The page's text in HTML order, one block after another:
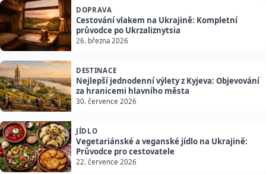
DOPRAVA
Cestování vlakem na Ukrajině: Kompletní
průvodce po Ukrzaliznytsia
26. března 2026
DESTINACE
Nejlepší jednodenní výlety z Kyjeva: Objevování
za hranicemi hlavního města
30. července 2026
JÍDLO
Vegetariánské a veganské jídlo na Ukrajině:
Průvodce pro cestovatele
22. července 2026